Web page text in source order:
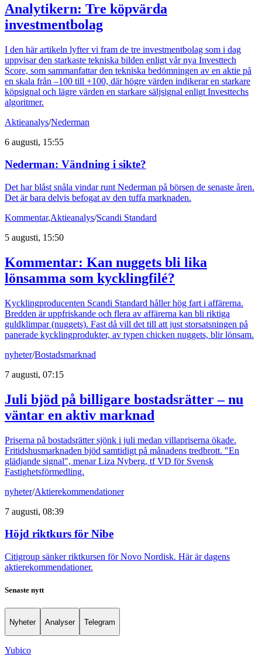
Analytikern: Tre köpvärda
investmentbolag
I den här artikeln lyfter vi fram de tre investmentbolag som i dag
uppvisar den starkaste tekniska bilden enligt vår nya Investtech
Score, som sammanfattar den tekniska bedömningen av en aktie på
en skala från –100 till +100, där högre värden indikerar en starkare
köpsignal och lägre värden en starkare säljsignal enligt Investtechs
algoritmer.
Aktieanalys/Nederman
6 augusti, 15:55
Nederman: Vändning i sikte?
Det har blåst snåla vindar runt Nederman på börsen de senaste åren.
Det är bara delvis befogat av den tuffa marknaden.
Kommentar,Aktieanalys/Scandi Standard
5 augusti, 15:50
Kommentar: Kan nuggets bli lika
lönsamma som kycklingfilé?
Kycklingproducenten Scandi Standard håller hög fart i affärerna.
Bredden är uppfriskande och flera av affärerna kan bli riktiga
guldklimpar (nuggets). Fast då vill det till att just storsatsningen på
panerade kycklingprodukter, av typen chicken nuggets, blir lönsam.
nyheter/Bostadsmarknad
7 augusti, 07:15
Juli bjöd på billigare bostadsrätter – nu
väntar en aktiv marknad
Priserna på bostadsrätter sjönk i juli medan villapriserna ökade.
Fritidshusmarknaden bjöd samtidigt på månadens tredbrott. "En
glädjande signal", menar Liza Nyberg, tf VD för Svensk
Fastighetsförmedling.
nyheter/Aktierekommendationer
7 augusti, 08:39
Höjd riktkurs för Nibe
Citigroup sänker riktkursen för Novo Nordisk. Här är dagens
aktierekommendationer.
Senaste nytt
Nyheter Analyser Telegram
Yubico